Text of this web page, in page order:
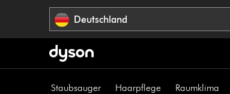
Deutschland
Staubsauger Haarpflege Raumklima